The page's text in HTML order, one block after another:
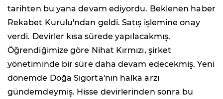
tarihten bu yana devam ediyordu. Beklenen haber
Rekabet Kurulu'ndan geldi. Satış işlemine onay
verdi. Devirler kısa sürede yapılacakmış.
Öğrendiğimize göre Nihat Kırmızı, şirket
yönetiminde bir süre daha devam edecekmiş. Yeni
dönemde Doğa Sigorta'nın halka arzı
gündemdeymiş. Hisse devirlerinden sonra bu